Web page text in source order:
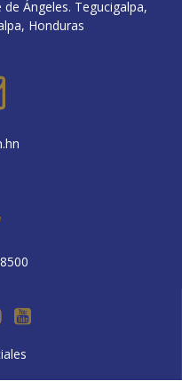
Ángeles. Tegucigalpa,
Honduras